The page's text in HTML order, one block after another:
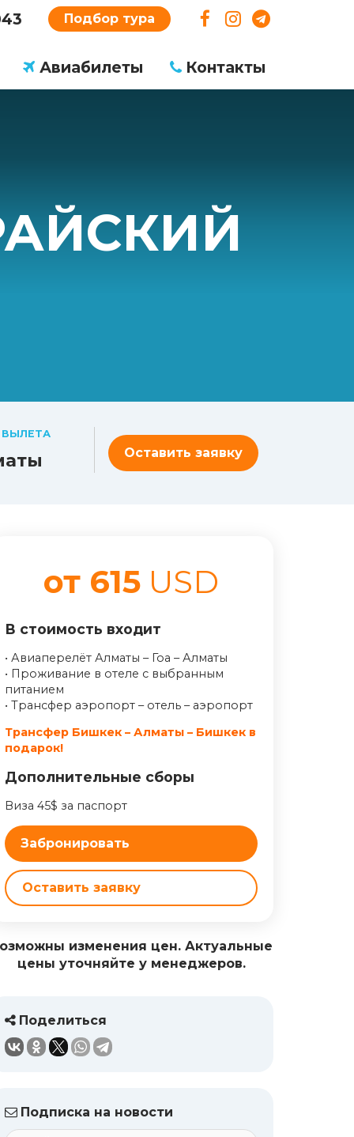
Подбор тура
Авиабилеты Контакты
Оставить заявку
от 615 USD
В стоимость входит
• Авиаперелёт Алматы – Гоа – Алматы
• Проживание в отеле с выбранным
питанием
• Трансфер аэропорт – отель – аэропорт
Трансфер Бишкек – Алматы – Бишкек в
подарок!
Дополнительные сборы
Виза 45$ за паспорт
Забронировать
Оставить заявку
изменения цен. Актуальные
цены уточняйте у менеджеров.
Поделиться
Подписка на новости